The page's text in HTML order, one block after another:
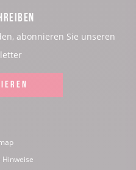
Youtube
abonnieren Sie unseren
Hinweise